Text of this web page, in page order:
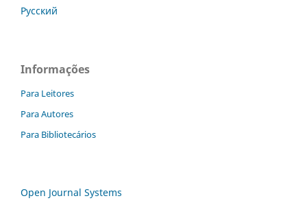
Русский
Informações
Para Leitores
Para Autores
Para Bibliotecários
Open Journal Systems